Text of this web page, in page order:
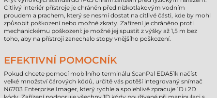
Citlivý interiér přístroje je chráněn před nízkotlakovým vodním
proudem a prachem, který se nesmí dostat na citlivé části, kde by mohl
způsobit poškození nebo možné zkraty. Zařízení je chráněno proti
mechanickému poškození: je možné jej spustit z výšky až 1,5 m bez
toho, aby na přístroji zanechalo stopy vnějšího poškození.
EFEKTIVNÍ POMOCNÍK
Pokud chcete pomocí mobilního terminálu ScanPal EDA51k načíst
velké množství čárových kódů, určitě vás potěší integrovaný snímač
N6703 Enterprise Imager, který rychle a spolehlivě zpracuje 1D i 2D